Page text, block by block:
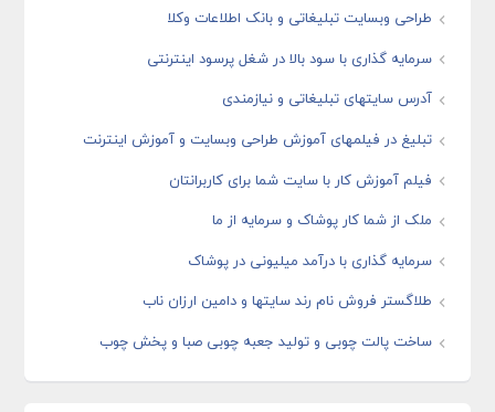
طراحی وبسایت تبلیغاتی و بانک اطلاعات وکلا
سرمایه گذاری با سود بالا در شغل پرسود اینترنتی
آدرس سایتهای تبلیغاتی و نیازمندی
تبلیغ در فیلمهای آموزش طراحی وبسایت و آموزش اینترنت
فیلم آموزش کار با سایت شما برای کاربرانتان
ملک از شما کار پوشاک و سرمایه از ما
سرمایه گذاری با درآمد میلیونی در پوشاک
طلاگستر فروش نام رند سایتها و دامین ارزان ناب
ساخت پالت چوبی و تولید جعبه چوبی صبا و پخش چوب